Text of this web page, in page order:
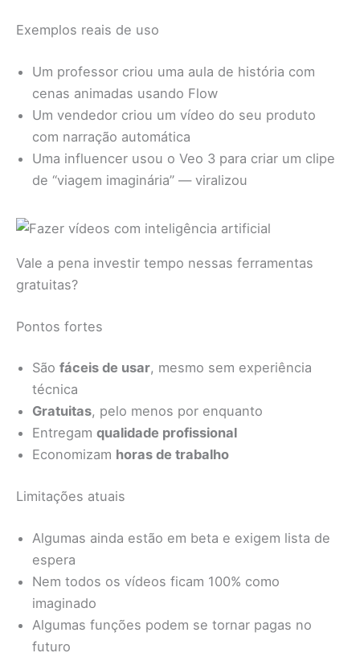
Exemplos reais de uso
Um professor criou uma aula de história com
cenas animadas usando Flow
Um vendedor criou um vídeo do seu produto
com narração automática
Uma influencer usou o Veo 3 para criar um clipe
de “viagem imaginária” — viralizou
Vale a pena investir tempo nessas ferramentas
gratuitas?
Pontos fortes
São fáceis de usar, mesmo sem experiência
técnica
Gratuitas, pelo menos por enquanto
Entregam qualidade profissional
Economizam horas de trabalho
Limitações atuais
Algumas ainda estão em beta e exigem lista de
espera
Nem todos os vídeos ficam 100% como
imaginado
Algumas funções podem se tornar pagas no
futuro